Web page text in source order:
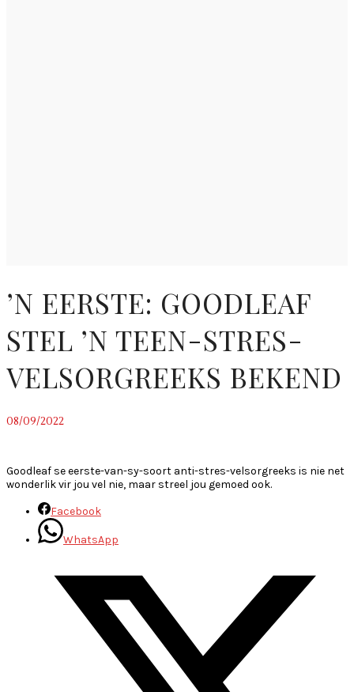
’N EERSTE: GOODLEAF
STEL ’N TEEN-STRES-
VELSORGREEKS BEKEND
08/09/2022
Goodleaf se eerste-van-sy-soort anti-stres-velsorgreeks is nie net
wonderlik vir jou vel nie, maar streel jou gemoed ook.
Facebook
WhatsApp